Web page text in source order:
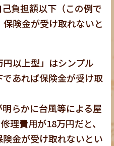
負担額以下（この例で
険金が受け取れないと
以上型」はシンプル
あれば保険金が受け取
らかに台風等による屋
理費用が18万円だと、
金が受け取れないとい